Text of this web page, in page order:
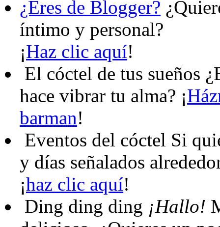
¿Eres de Blogger?
íntimo y personal?
¡Haz clic aquí!
El cóctel de tus sueños
hace vibrar tu alma? ¡
barman!
Eventos del cóctel Si
y días señalados
¡haz clic aquí!
Ding ding ding ¡Hallo!